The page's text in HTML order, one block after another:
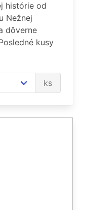
histórie od
Nežnej
dôverne
kusy
ks